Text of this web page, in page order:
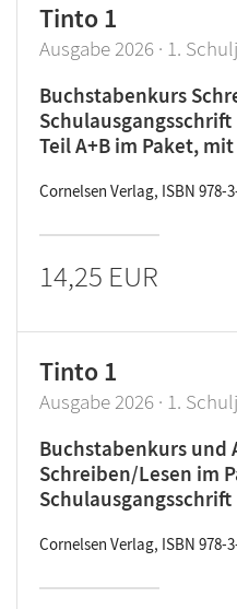
Tinto 1
Ausgabe 2026 · 1.
Buchstabenkurs
Schulausgangsschrift
Teil A+B im Paket,
Cornelsen Verlag, ISBN 978-
14,25 EUR
Tinto 1
Ausgabe 2026 · 1.
Buchstabenkurs und
Schreiben/Lesen im
Schulausgangsschrift
Cornelsen Verlag, ISBN 978-